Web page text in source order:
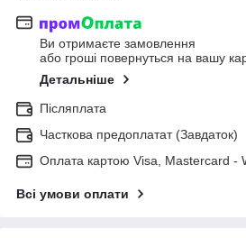
Ви отримаєте замовлення
або гроші повернуться на вашу
Детальніше
Післяплата
Часткова предоплатат (Завдаток)
Оплата картою Visa, Mastercard -
Всі умови оплати